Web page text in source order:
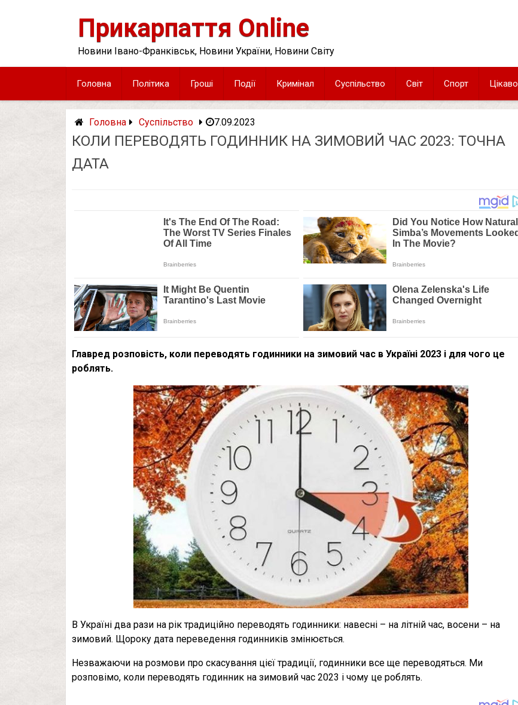
Прикарпаття Online
Новини Івано-Франківськ, Новини України, Новини Світу
Головна Політика Гроші Події Кримінал Суспільство Світ Спорт Цікаво
Головна Суспільство 7.09.2023
КОЛИ ПЕРЕВОДЯТЬ ГОДИННИК НА ЗИМОВИЙ ЧАС 2023: ТОЧНА
ДАТА
Главред розповість, коли переводять годинники на зимовий час в Україні 2023 і для чого це
роблять.
В Україні два рази на рік традиційно переводять годинники: навесні – на літній час, восени – на
зимовий. Щороку дата переведення годинників змінюється.
Незважаючи на розмови про скасування цієї традиції, годинники все ще переводяться. Ми
розповімо, коли переводять годинник на зимовий час 2023 і чому це роблять.